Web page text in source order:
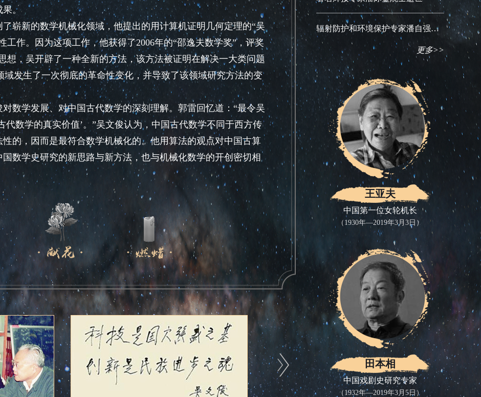
果。
新的数学机械化领域，他提出的用计算机证明几何定理的“吴
工作。因为这项工作，他获得了2006年的“邵逸夫数学奖”，评奖
想，吴开辟了一种全新的方法，该方法被证明在解决一大类问题
域发生了一次彻底的革命性变化，并导致了该领域研究方法的变
学发展、对中国古代数学的深刻理解。郭雷回忆道：“最令吴
代数学的真实价值’。”吴文俊认为，中国古代数学不同于西方传
的，因而是最符合数学机械化的。他用算法的观点对中国古算
数学史研究的新思路与新方法，也与机械化数学的开创密切相
立自己的研究方法、提出自己的研究问题——郭雷认为，这一
正如中国科学院在讣告中所写：“他是我国最具国际影响的数学
研究影响深远。”
、乐观开放，总对新鲜事物抱有一份好奇心。他对不懂的事
周四举办学术讨论班，其时，81岁的吴文俊是班上的常客。
难解的“杨—巴斯方程”，并全程参与讨论环节。结束后他坦然表
越是不懂的你越要听，要学习，要看其他人在做什么，否则科研
，却只见他观棋从不见他下场“厮杀”，这些可乐的“梗”至今
拘小节，对其他方面‘不求甚解’，才省出时间来，使他对某些方
”
辐射防护和环境保护专家潘自强院士逝世
更多>>
王亚夫
中国第一位女轮机长
（1930年—2019年3月3日）
田本相
中国戏剧史研究专家
（1932年—2019年3月5日）